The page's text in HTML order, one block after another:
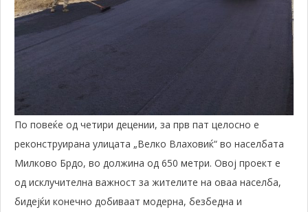
По повеќе од четири децении, за прв пат целосно е
реконструирана улицата „Велко Влаховиќ“ во населбата
Милково Брдо, во должина од 650 метри. Овој проект е
од исклучителна важност за жителите на оваа населба,
бидејќи конечно добиваат модерна, безбедна и